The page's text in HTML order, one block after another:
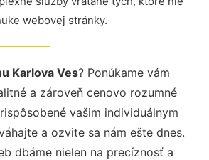
webovej stránky.
Karlova Ves? Ponúkame vám
a zároveň cenovo rozumné
vašim individuálnym
a ozvite sa nám ešte dnes.
dbáme nielen na precíznosť a